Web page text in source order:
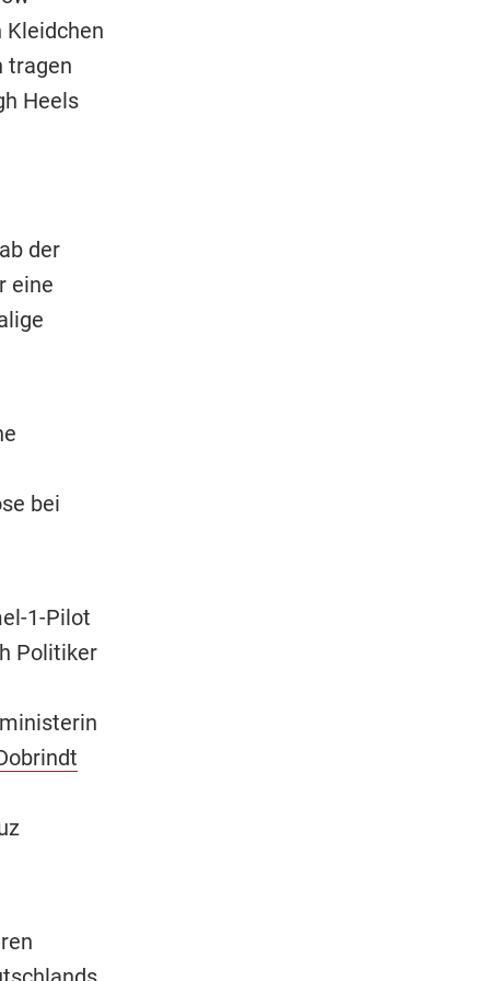
Kleidchen
tragen
Heels
der
eine
bei
1-Pilot
Politiker